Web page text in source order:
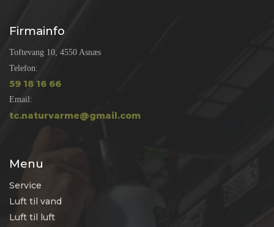
Firmainfo
Toftevang 10, 4550 Asnæs
Telefon:
59 18 16 66
Email:
tc.naturvarme@gmail.com
Menu
Service
Luft til vand
Luft til luft